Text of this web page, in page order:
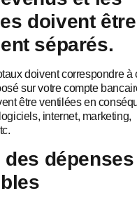
doivent être
séparés.
doivent correspondre à
sur votre compte
être ventilées en
internet, marketing,
des dépenses